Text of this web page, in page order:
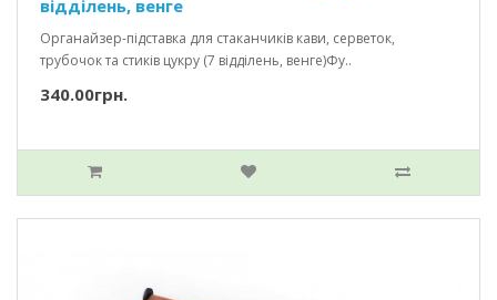
відділень, венге
Органайзер-підставка для стаканчиків кави, серветок,
трубочок та стиків цукру (7 відділень, венге)Фу..
340.00грн.